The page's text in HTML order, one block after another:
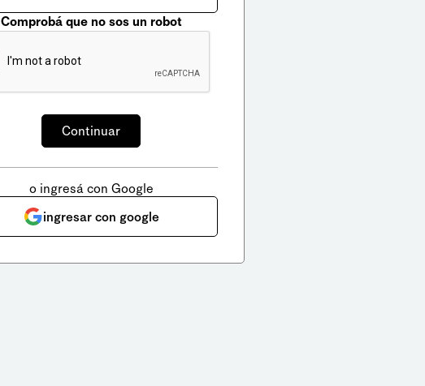
Comprobá que no sos un robot
o ingresá con Google
ingresar con google